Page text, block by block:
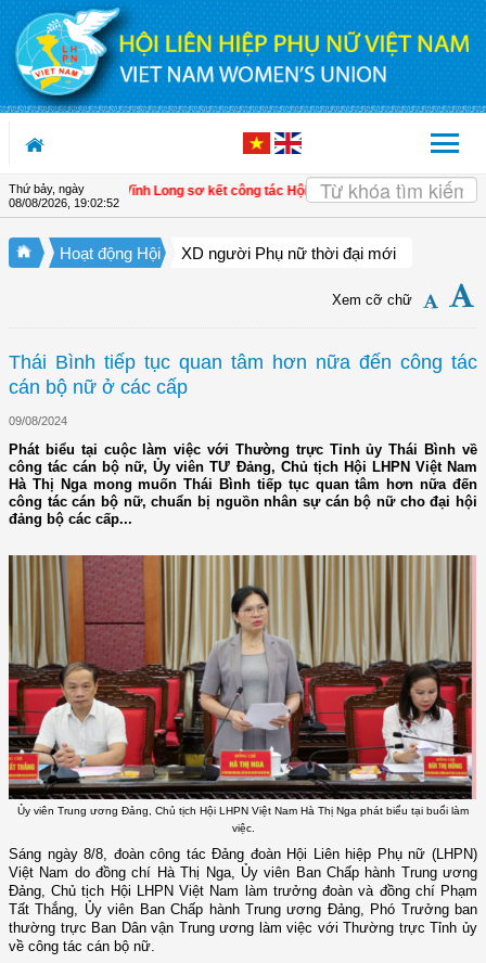
Truy cập nội dung luôn
Thứ bảy, ngày
08/08/2026, 19:02:53
xã Tam Ngãi, Vĩnh Long sơ kết công tác Hội và phong trào phụ nữ 6 tháng đầu
Hoạt động Hội XD người Phụ nữ thời đại mới
Xem cỡ chữ
Thái Bình tiếp tục quan tâm hơn nữa đến công tác
cán bộ nữ ở các cấp
09/08/2024
Phát biểu tại cuộc làm việc với Thường trực Tỉnh ủy Thái Bình về
công tác cán bộ nữ, Ủy viên TƯ Đảng, Chủ tịch Hội LHPN Việt Nam
Hà Thị Nga mong muốn Thái Bình tiếp tục quan tâm hơn nữa đến
công tác cán bộ nữ, chuẩn bị nguồn nhân sự cán bộ nữ cho đại hội
đảng bộ các cấp...
Ủy viên Trung ương Đảng, Chủ tịch Hội LHPN Việt Nam Hà Thị Nga phát biểu tại buổi làm
việc.
Sáng ngày 8/8, đoàn công tác Đảng đoàn Hội Liên hiệp Phụ nữ (LHPN)
Việt Nam do đồng chí Hà Thị Nga, Ủy viên Ban Chấp hành Trung ương
Đảng, Chủ tịch Hội LHPN Việt Nam làm trưởng đoàn và đồng chí Phạm
Tất Thắng, Ủy viên Ban Chấp hành Trung ương Đảng, Phó Trưởng ban
thường trực Ban Dân vận Trung ương làm việc với Thường trực Tỉnh ủy
về công tác cán bộ nữ.